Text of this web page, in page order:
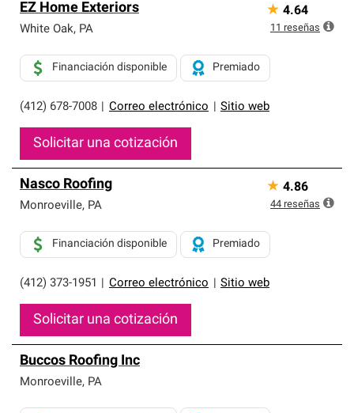
EZ Home Exteriors
White Oak, PA
(412) 678-7008 Correo electrónico Sitio web
Financiación disponible Premiado
Solicitar una cotización
★ 4.64
11 reseñas
Nasco Roofing
Monroeville, PA
(412) 373-1951 Correo electrónico Sitio web
Financiación disponible Premiado
Solicitar una cotización
★ 4.86
44 reseñas
Buccos Roofing Inc
Monroeville, PA